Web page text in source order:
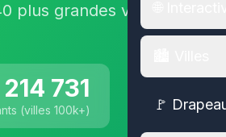
🚩
plus grandes villes de
731
(villes 100k+)